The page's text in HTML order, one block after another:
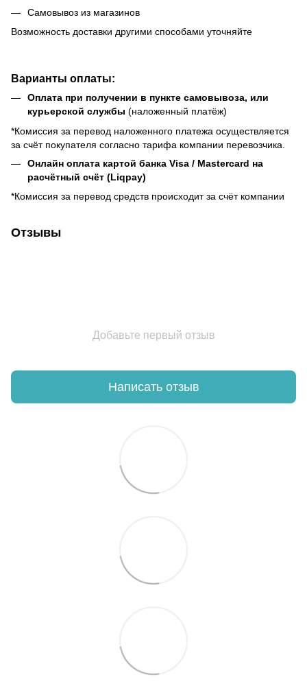
Самовывоз из магазинов
Возможность доставки другими способами уточняйте
Варианты оплаты:
Оплата при получении в пункте самовывоза, или
курьерской службы (наложенный платёж)
*Комиссия за перевод наложенного платежа осуществляется
за счёт покупателя согласно тарифа компании перевозчика.
Онлайн оплата картой банка Visa / Mastercard на
расчётный счёт (Liqpay)
*Комиссия за перевод средств происходит за счёт компании
Отзывы
Добавьте первый отзыв
Написать отзыв